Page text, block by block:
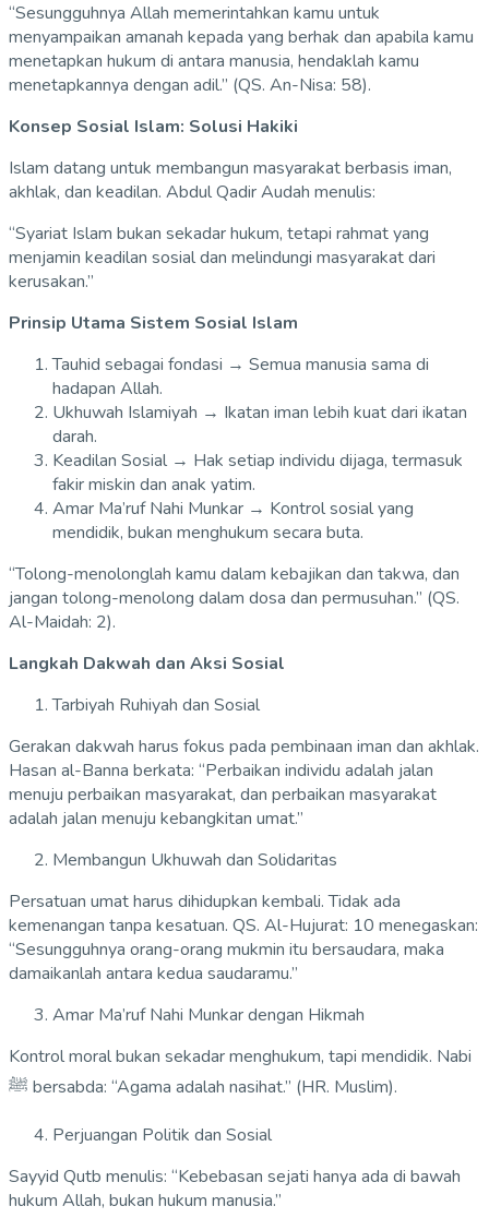
“Sesungguhnya Allah memerintahkan kamu untuk
menyampaikan amanah kepada yang berhak dan apabila kamu
menetapkan hukum di antara manusia, hendaklah kamu
menetapkannya dengan adil.” (QS. An-Nisa: 58).
Konsep Sosial Islam: Solusi Hakiki
Islam datang untuk membangun masyarakat berbasis iman,
akhlak, dan keadilan. Abdul Qadir Audah menulis:
“Syariat Islam bukan sekadar hukum, tetapi rahmat yang
menjamin keadilan sosial dan melindungi masyarakat dari
kerusakan.”
Prinsip Utama Sistem Sosial Islam
Tauhid sebagai fondasi → Semua manusia sama di
hadapan Allah.
Ukhuwah Islamiyah → Ikatan iman lebih kuat dari ikatan
darah.
Keadilan Sosial → Hak setiap individu dijaga, termasuk
fakir miskin dan anak yatim.
Amar Ma’ruf Nahi Munkar → Kontrol sosial yang
mendidik, bukan menghukum secara buta.
“Tolong-menolonglah kamu dalam kebajikan dan takwa, dan
jangan tolong-menolong dalam dosa dan permusuhan.” (QS.
Al-Maidah: 2).
Langkah Dakwah dan Aksi Sosial
Tarbiyah Ruhiyah dan Sosial
Gerakan dakwah harus fokus pada pembinaan iman dan akhlak.
Hasan al-Banna berkata: “Perbaikan individu adalah jalan
menuju perbaikan masyarakat, dan perbaikan masyarakat
adalah jalan menuju kebangkitan umat.”
Membangun Ukhuwah dan Solidaritas
Persatuan umat harus dihidupkan kembali. Tidak ada
kemenangan tanpa kesatuan. QS. Al-Hujurat: 10 menegaskan:
“Sesungguhnya orang-orang mukmin itu bersaudara, maka
damaikanlah antara kedua saudaramu.”
Amar Ma’ruf Nahi Munkar dengan Hikmah
Kontrol moral bukan sekadar menghukum, tapi mendidik. Nabi
ﷺ bersabda: “Agama adalah nasihat.” (HR. Muslim).
Perjuangan Politik dan Sosial
Sayyid Qutb menulis: “Kebebasan sejati hanya ada di bawah
hukum Allah, bukan hukum manusia.”